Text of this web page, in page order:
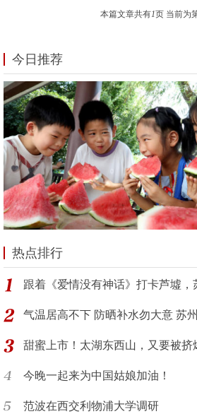
本篇文章共有1页 当前为
今日推荐
热点排行
跟着《爱情没有神话》打卡芦墟，
气温居高不下 防晒补水勿大意 苏
甜蜜上市！太湖东西山，又要被
今晚一起来为中国姑娘加油！
范波在西交利物浦大学调研